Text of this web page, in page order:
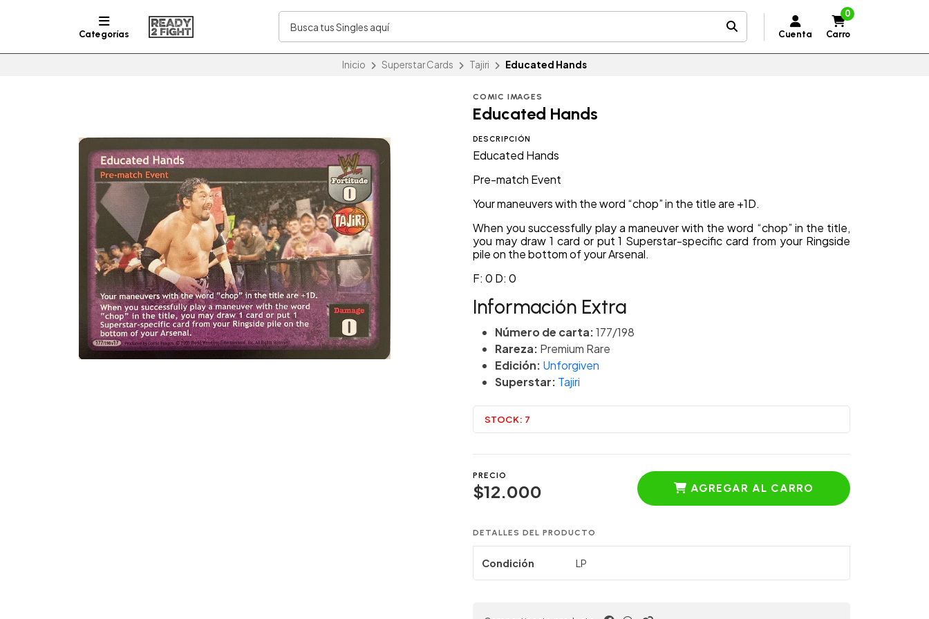
Categorías Cuenta
0
Carro
Inicio Superstar Cards Tajiri Educated Hands
COMIC IMAGES
Educated Hands
DESCRIPCIÓN
Educated Hands
Pre-match Event
Your maneuvers with the word “chop” in the title are +1D.
When you successfully play a maneuver with the word “chop” in the title,
you may draw 1 card or put 1 Superstar-specific card from your Ringside
pile on the bottom of your Arsenal.
F: 0 D: 0
Información Extra
Número de carta:177/198
Rareza: Premium Rare
Edición: Unforgiven
Superstar: Tajiri
STOCK: 7
PRECIO
$12.000 AGREGAR AL CARRO
DETALLES DEL PRODUCTO
Condición LP